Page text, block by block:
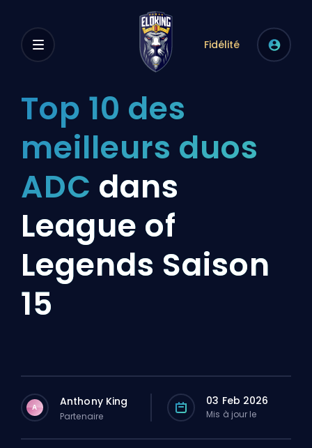
Fidélité
Top 10 des
meilleurs duos
ADC dans
League of
Legends Saison
15
A Anthony King
Partenaire
03 Feb 2026
Mis à jour le